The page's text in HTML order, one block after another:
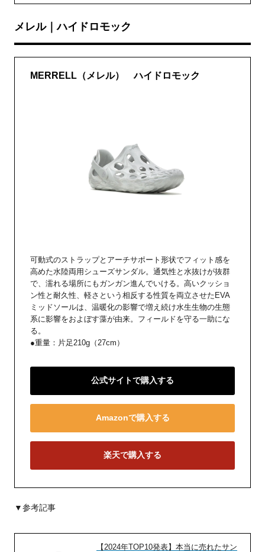
メレル｜ハイドロモック
MERRELL（メレル） ハイドロモック
可動式のストラップとアーチサポート形状でフィット感を
高めた水陸両用シューズサンダル。通気性と水抜けが抜群
で、濡れる場所にもガンガン進んでいける。高いクッショ
ン性と耐久性、軽さという相反する性質を両立させたEVA
ミッドソールは、温暖化の影響で増え続け水生生物の生態
系に影響をおよぼす藻が由来。フィールドを守る一助にな
る。
●重量：片足210g（27cm）
公式サイトで購入する
Amazonで購入する
楽天で購入する
▼参考記事
【2024年TOP10発表】本当に売れたサン